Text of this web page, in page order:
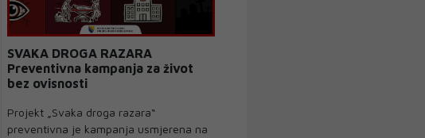
SVAKA DROGA RAZARA
Preventivna kampanja za život
bez ovisnosti
Projekt „Svaka droga razara“
preventivna je kampanja usmjerena na